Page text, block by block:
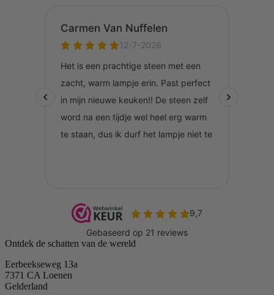
Ontdek de schatten van de wereld
Eerbeekseweg 13a
7371 CA Loenen
Gelderland